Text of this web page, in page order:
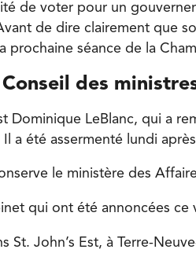
de voter pour un
de dire clairement que
prochaine séance de la
des
Dominique LeBlanc, qui a
a été assermenté lundi
le ministère des
qui ont été annoncées ce
St. John’s Est, à Terre-